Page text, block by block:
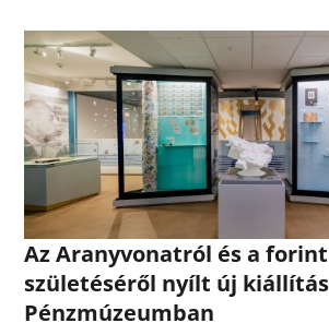
Az Aranyvonatról és a forint
születéséről nyílt új
Pénzmúzeumban